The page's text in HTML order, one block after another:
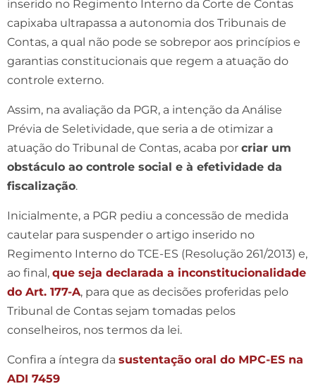
inserido no Regimento Interno da Corte de Contas
capixaba ultrapassa a autonomia dos Tribunais de
Contas, a qual não pode se sobrepor aos princípios e
garantias constitucionais que regem a atuação do
controle externo.
Assim, na avaliação da PGR, a intenção da Análise
Prévia de Seletividade, que seria a de otimizar a
atuação do Tribunal de Contas, acaba por criar um
obstáculo ao controle social e à efetividade da
fiscalização.
Inicialmente, a PGR pediu a concessão de medida
cautelar para suspender o artigo inserido no
Regimento Interno do TCE-ES (Resolução 261/2013) e,
ao final, que seja declarada a inconstitucionalidade
do Art. 177-A, para que as decisões proferidas pelo
Tribunal de Contas sejam tomadas pelos
conselheiros, nos termos da lei.
Confira a íntegra da sustentação oral do MPC-ES na
ADI 7459